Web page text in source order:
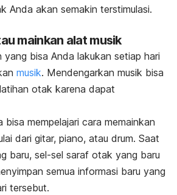
Anda akan semakin terstimulasi.
mainkan alat musik
yang bisa Anda lakukan setiap hari
musik. Mendengarkan musik bisa
otak karena dapat
bisa mempelajari cara memainkan
dari gitar, piano, atau drum. Saat
baru, sel-sel saraf otak yang baru
semua informasi baru yang
tersebut.